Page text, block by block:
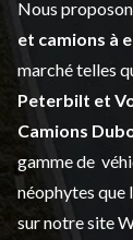
Nous
et camions à
marché telles
Peterbilt et
Camions
gamme de
néophytes que
sur notre site